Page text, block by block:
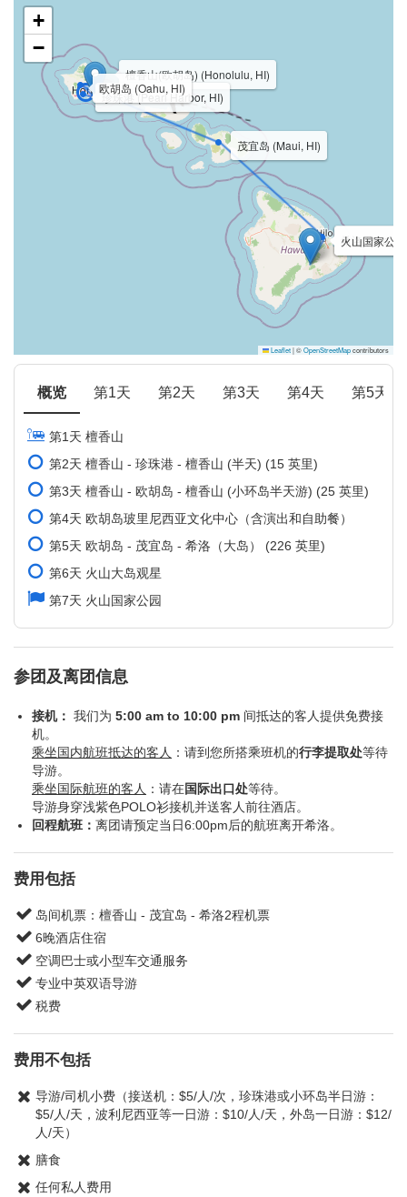
檀香山(欧胡岛) (Honolulu, HI)
珍珠港 (Pearl Harbor, HI)
欧胡岛 (Oahu, HI)
茂宜岛 (Maui, HI)
希洛 (Hilo,
火山国家公
+
−
Leaflet|©OpenStreetMapcontributors
概览 第1天 第2天 第3天 第4天 第5天
第1天 檀香山
第2天 檀香山 - 珍珠港 - 檀香山 (半天) (15 英里)
第3天 檀香山 - 欧胡岛 - 檀香山 (小环岛半天游) (25 英里)
第4天 欧胡岛玻里尼西亚文化中心（含演出和自助餐）
第5天 欧胡岛 - 茂宜岛 - 希洛（大岛） (226 英里)
第6天 火山大岛观星
第7天 火山国家公园
参团及离团信息
接机： 我们为 5:00 am to 10:00 pm 间抵达的客人提供免费接
机。
乘坐国内航班抵达的客人 ：请到您所搭乘班机的行李提取处等待
导游。
乘坐国际航班的客人 ：请在国际出口处等待。
导游身穿浅紫色POLO衫接机并送客人前往酒店。
回程航班： 离团请预定当日6:00pm后的航班离开希洛。
费用包括
岛间机票：檀香山 - 茂宜岛 - 希洛2程机票
6晚酒店住宿
空调巴士或小型车交通服务
专业中英双语导游
税费
费用不包括
导游/司机小费（接送机：$5/人/次，珍珠港或小环岛半日游：
$5/人/天，波利尼西亚等一日游：$10/人/天，外岛一日游：$12/
人/天）
膳食
任何私人费用